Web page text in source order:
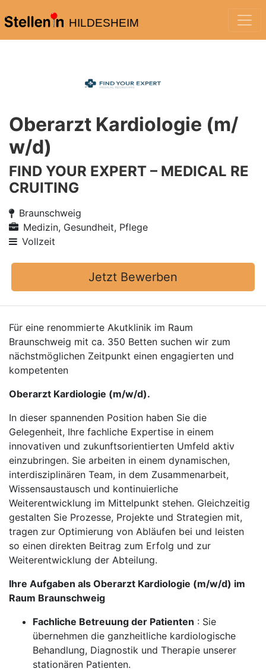
HILDESHEIM
Oberarzt Kardiologie (m/
w/d)
FIND YOUR EXPERT – MEDICAL RE
CRUITING
Braunschweig
Medizin, Gesundheit, Pflege
Vollzeit
Jetzt Bewerben
Für eine renommierte Akutklinik im Raum
Braunschweig mit ca. 350 Betten suchen wir zum
nächstmöglichen Zeitpunkt einen engagierten und
kompetenten
Oberarzt Kardiologie (m/w/d).
In dieser spannenden Position haben Sie die
Gelegenheit, Ihre fachliche Expertise in einem
innovativen und zukunftsorientierten Umfeld aktiv
einzubringen. Sie arbeiten in einem dynamischen,
interdisziplinären Team, in dem Zusammenarbeit,
Wissensaustausch und kontinuierliche
Weiterentwicklung im Mittelpunkt stehen. Gleichzeitig
gestalten Sie Prozesse, Projekte und Strategien mit,
tragen zur Optimierung von Abläufen bei und leisten
so einen direkten Beitrag zum Erfolg und zur
Weiterentwicklung der Abteilung.
Ihre Aufgaben als Oberarzt Kardiologie (m/w/d) im
Raum Braunschweig
Fachliche Betreuung der Patienten : Sie
übernehmen die ganzheitliche kardiologische
Behandlung, Diagnostik und Therapie unserer
stationären Patienten.